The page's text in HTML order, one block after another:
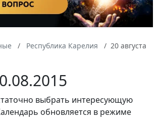
Республика Карелия
20 августа
выбрать интересующую
обновляется в режиме